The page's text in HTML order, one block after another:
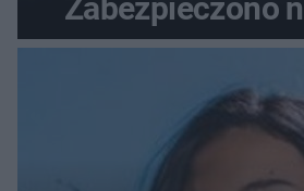
Zabezpieczono
broń i